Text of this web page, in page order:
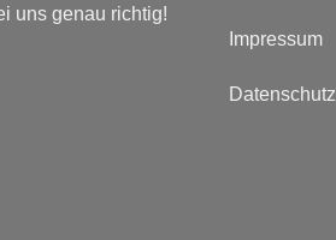
uns genau richtig!
Impressum